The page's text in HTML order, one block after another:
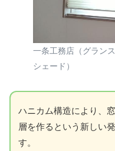
一条工務店（グラン
シェード）
ハニカム構造により、
層を作るという新しい
す。